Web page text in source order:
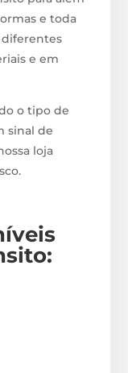
e toda
diferentes
e em
o tipo de
sinal de
loja
: